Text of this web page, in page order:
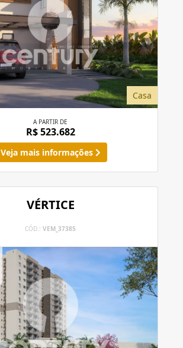
Casa
A PARTIR DE
R$ 523.682
Veja mais informações
VÉRTICE
CÓD.: VEM_37385